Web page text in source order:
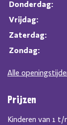
Donderdag:
Vrijdag:
Zaterdag:
Zondag:
Alle
Prijzen
Kinderen van 1